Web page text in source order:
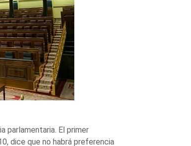
parlamentaria. El primer
dice que no habrá preferencia